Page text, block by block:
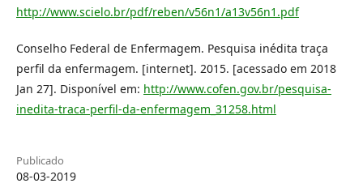
http://www.scielo.br/pdf/reben/v56n1/a13v56n1.pdf
Conselho Federal de Enfermagem. Pesquisa inédita traça
perfil da enfermagem. [internet]. 2015. [acessado em 2018
Jan 27]. Disponível em: http://www.cofen.gov.br/pesquisa-
inedita-traca-perfil-da-enfermagem_31258.html
Publicado
08-03-2019